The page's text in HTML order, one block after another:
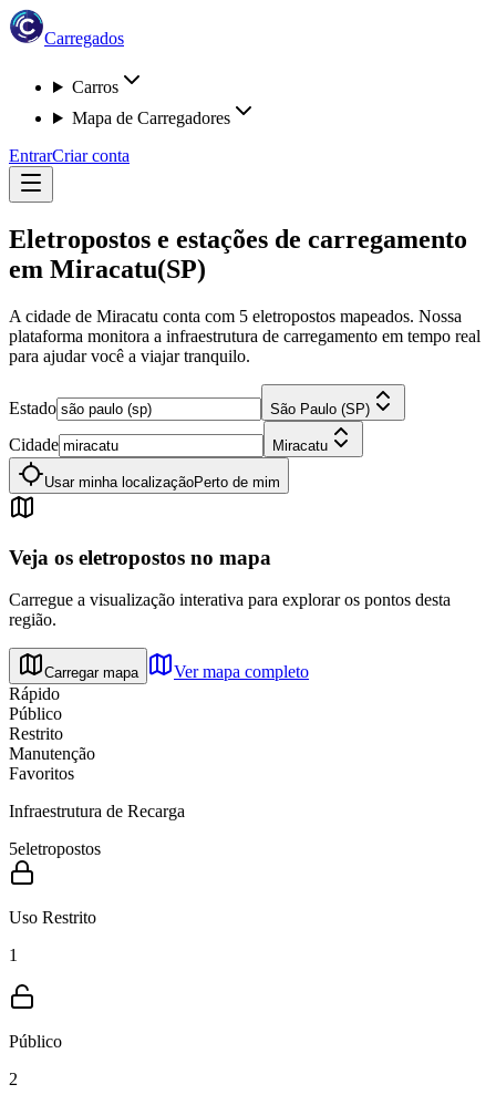
Carregados
Carros
Mapa de Carregadores
EntrarCriar conta
Eletropostos e estações de carregamento
em Miracatu(SP)
A cidade de Miracatu conta com 5 eletropostos mapeados. Nossa
plataforma monitora a infraestrutura de carregamento em tempo real
para ajudar você a viajar tranquilo.
Estado São Paulo (SP)
Cidade Miracatu
Usar minha localizaçãoPerto de mim
Veja os eletropostos no mapa
Carregue a visualização interativa para explorar os pontos desta
região.
Carregar mapa
Ver mapa completo
Rápido
Público
Restrito
Manutenção
Favoritos
Infraestrutura de Recarga
5eletropostos
Uso Restrito
1
Público
2